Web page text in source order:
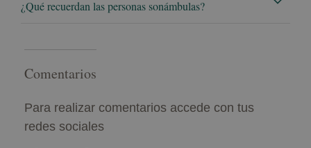
¿Qué recuerdan las personas sonámbulas?
Comentarios
Para realizar comentarios accede con tus
redes sociales